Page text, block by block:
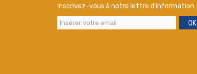
Inscrivez-vous à notre lettre d'information :
OK